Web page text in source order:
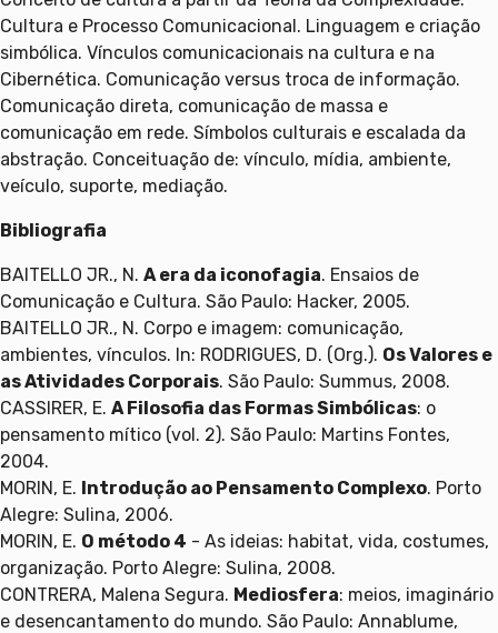
Cultura e Processo Comunicacional. Linguagem e criação
simbólica. Vínculos comunicacionais na cultura e na
Cibernética. Comunicação versus troca de informação.
Comunicação direta, comunicação de massa e
comunicação em rede. Símbolos culturais e escalada da
abstração. Conceituação de: vínculo, mídia, ambiente,
veículo, suporte, mediação.
Bibliografia
BAITELLO JR., N. A era da iconofagia. Ensaios de
Comunicação e Cultura. São Paulo: Hacker, 2005.
BAITELLO JR., N. Corpo e imagem: comunicação,
ambientes, vínculos. In: RODRIGUES, D. (Org.). Os Valores e
as Atividades Corporais. São Paulo: Summus, 2008.
CASSIRER, E. A Filosofia das Formas Simbólicas: o
pensamento mítico (vol. 2). São Paulo: Martins Fontes,
2004.
MORIN, E. Introdução ao Pensamento Complexo. Porto
Alegre: Sulina, 2006.
MORIN, E. O método 4 - As ideias: habitat, vida, costumes,
organização. Porto Alegre: Sulina, 2008.
CONTRERA, Malena Segura. Mediosfera: meios, imaginário
e desencantamento do mundo. São Paulo: Annablume,